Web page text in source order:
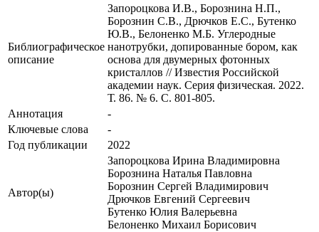
Библиографическое
описание
Запороцкова И.В., Борознина Н.П.,
Борознин С.В., Дрючков Е.С., Бутенко
Ю.В., Белоненко М.Б. Углеродные
нанотрубки, допированные бором, как
основа для двумерных фотонных
кристаллов // Известия Российской
академии наук. Серия физическая. 2022.
Т. 86. № 6. С. 801-805.
Аннотация
-
Ключевые cлова
-
Год публикации
2022
Автор(ы)
Запороцкова Ирина Владимировна
Борознина Наталья Павловна
Борознин Сергей Владимирович
Дрючков Евгений Сергеевич
Бутенко Юлия Валерьевна
Белоненко Михаил Борисович